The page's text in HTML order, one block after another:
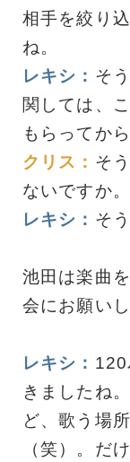
相手を絞り
ね。
レキシ： そ
関しては、
もらってか
クリス： そ
ないですか。
レキシ： そ
池田は楽曲
会にお願い
レキシ： 120
きましたね
ど、歌う場
（笑）。だ